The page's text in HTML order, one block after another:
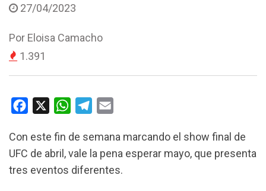
27/04/2023
Por Eloisa Camacho
1.391
c
e
b
W
a
t
s
l
e
g
a
i
l
Con este fin de semana marcando el show final de
UFC de abril, vale la pena esperar mayo, que presenta
tres eventos diferentes.